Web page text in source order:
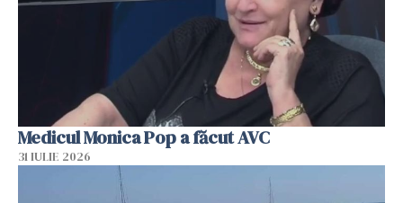
Medicul Monica Pop a făcut AVC
31 IULIE 2026